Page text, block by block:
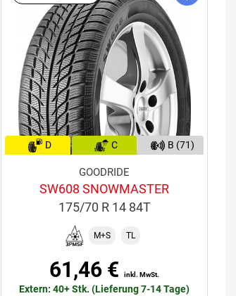
D C B (71)
GOODRIDE
SW608 SNOWMASTER
175/70 R 14 84T
M+S TL
61,46 €inkl. MwSt.
Extern: 40+ Stk. (Lieferung 7-14 Tage)